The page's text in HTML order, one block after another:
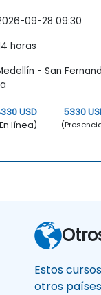
09-28 09:30
horas
- San
USD
línea)
5330
Estos
otros países